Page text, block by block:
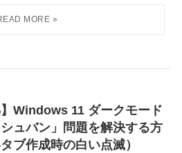
】Windows 11 ダークモード
ュバン」問題を解決する方
ブ作成時の白い点滅）